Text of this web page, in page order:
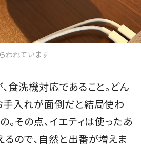
われています
食洗機対応であること。どん
手入れが面倒だと結局使わ
。その点、イエティは使ったあ
ので、自然と出番が増えま